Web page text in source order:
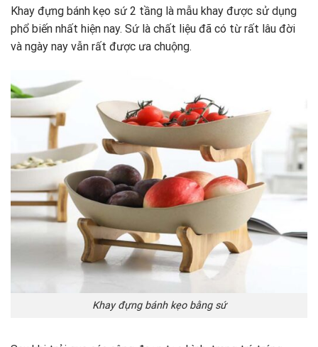
Khay đựng bánh kẹo sứ 2 tầng là mẫu khay được sử dụng
phổ biến nhất hiện nay. Sứ là chất liệu đã có từ rất lâu đời
và ngày nay vẫn rất được ưa chuộng.
Khay đựng bánh kẹo bằng sứ